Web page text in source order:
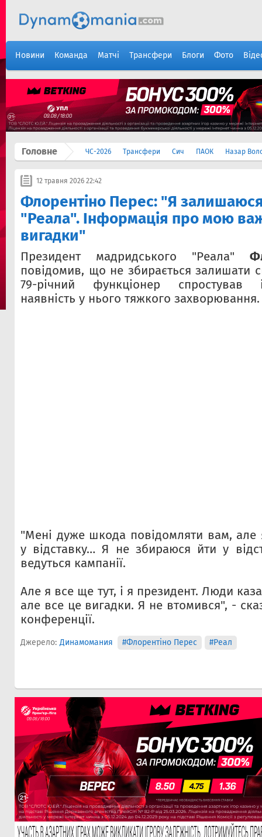
Новини Команда Матчі Трансфери Блоги Фото
Головне ЧС-2026 Трансфери Сич ПАОК Назар
12 травня 2026 22:42
Флорентіно Перес: "Я
"Реала". Інформація про мою
вигадки"
Президент мадридського "Реала"
повідомив, що не збирається залишати
79-річний функціонер спростував
наявність у нього тяжкого захворювання.
"Мені дуже шкода повідомляти вам, але
у відставку… Я не збираюся йти у
ведуться кампанії.
Але я все ще тут, і я президент. Люди
але все це вигадки. Я не втомився", -
конференції.
Джерело: Динамомания #Флорентіно Перес #Реал